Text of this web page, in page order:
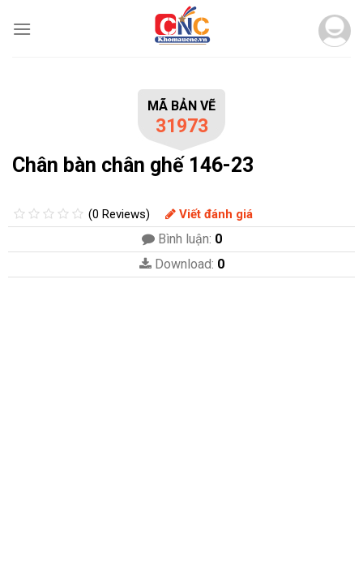
MÃ BẢN VẼ
31973
Chân bàn chân ghế 146-23
(0 Reviews) Viết đánh giá
Bình luận: 0
Download: 0